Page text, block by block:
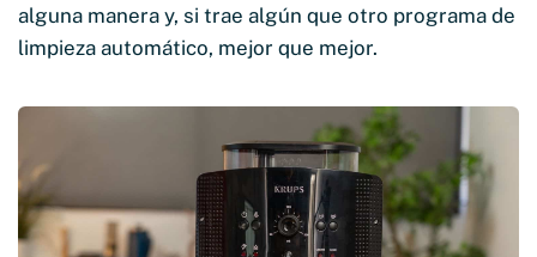
alguna manera y, si trae algún que otro programa de
limpieza automático, mejor que mejor.